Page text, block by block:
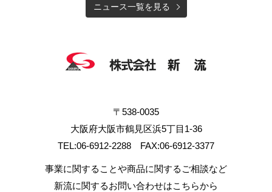
ニュース一覧を見る
〒538-0035
大阪府大阪市鶴見区浜5丁目1-36
TEL:06-6912-2288 FAX:06-6912-3377
事業に関することや商品に関するご相談など
新流に関するお問い合わせはこちらから